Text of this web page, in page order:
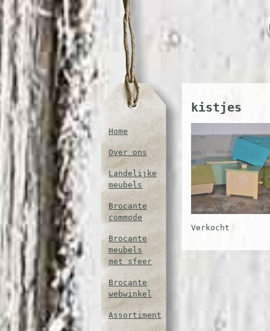
Home
Over ons
Landelijke
meubels
Brocante
commode
Brocante
meubels
met sfeer
Brocante
webwinkel
Assortiment
kistjes
Verkocht